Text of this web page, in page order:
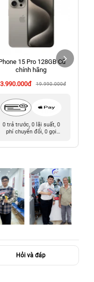
(Bình Dương Cũ)
Hồ Chí Minh (TP. Vũng
Chí Minh (Tân Bình
15 Pro 128GB Cũ
chính hãng
19.990.000đ
0 trả trước, 0 lãi suất, 0
phí chuyển đổi, 0 gọi
Hỏi và đáp